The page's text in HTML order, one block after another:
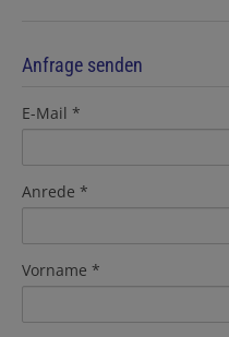
Anfrage senden
E-Mail
Anrede
Vorname